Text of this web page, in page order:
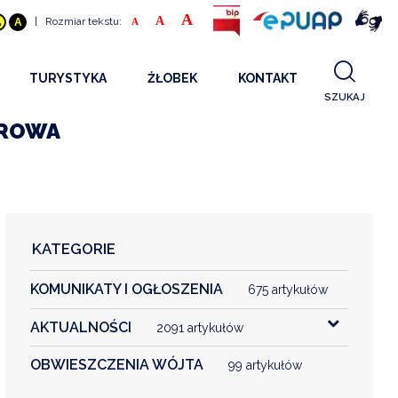
A | Rozmiar tekstu: A A A
TURYSTYKA ŻŁOBEK
KONTAKT
KONTAKT
SZUKAJ
KATEGORIE
KOMUNIKATY I OGŁOSZENIA 675 artykułów
AKTUALNOŚCI 2091 artykułów
OBWIESZCZENIA WÓJTA 99 artykułów